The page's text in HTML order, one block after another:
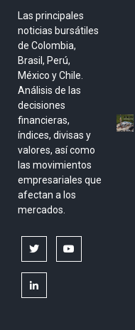
Las principales
noticias bursátiles
de Colombia,
Brasil, Perú,
México y Chile.
Análisis de las
decisiones
financieras,
índices, divisas y
valores, así como
las movimientos
empresariales que
afectan a los
mercados.
twitter
linkedin